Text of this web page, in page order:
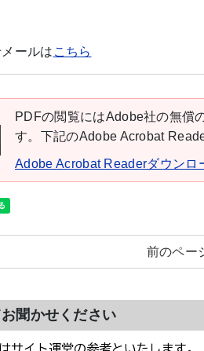
ールは こちら
PDFの閲覧にはAdobe社の無償
す。下記のAdobe Acrobat
Adobe Acrobat Readerダウンロ
前のペー
聞かせください